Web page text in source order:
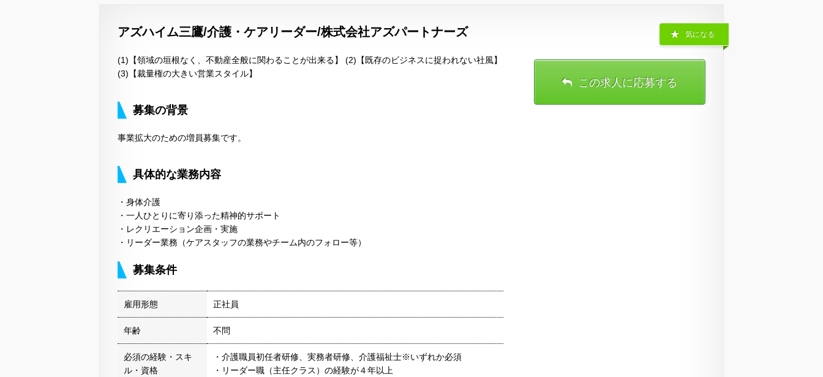
アズハイム三鷹/介護・ケアリーダー/株式会社アズパートナーズ
(1)【領域の垣根なく、不動産全般に関わることが出来る】 (2)【既存のビジネスに捉われない社風】
(3)【裁量権の大きい営業スタイル】
募集の背景
事業拡大のための増員募集です。
具体的な業務内容
・身体介護
・一人ひとりに寄り添った精神的サポート
・レクリエーション企画・実施
・リーダー業務（ケアスタッフの業務やチーム内のフォロー等）
募集条件
雇用形態 正社員
年齢 不問
必須の経験・スキ
ル・資格
・介護職員初任者研修、実務者研修、介護福祉士※いずれか必須
・リーダー職（主任クラス）の経験が４年以上
気になる
この求人に応募する